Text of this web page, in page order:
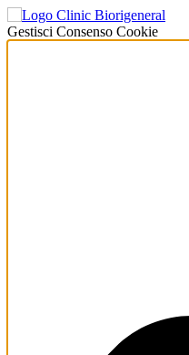
Gestisci Consenso Cookie